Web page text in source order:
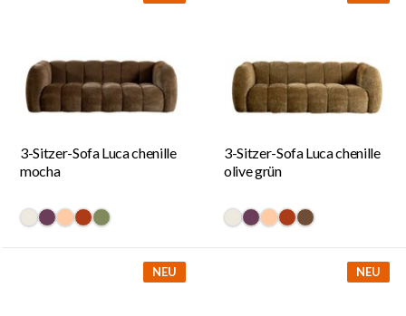
3-Sitzer-Sofa Luca chenille
mocha
#eee9de
#6a3d58
#ffcba4
#ac3c17
#808a5d
3-Sitzer-Sofa Luca chenille
olive grün
#eee9de
#6a3d58
#ffcba4
#ac3c17
#6f4e37
NEU NEU